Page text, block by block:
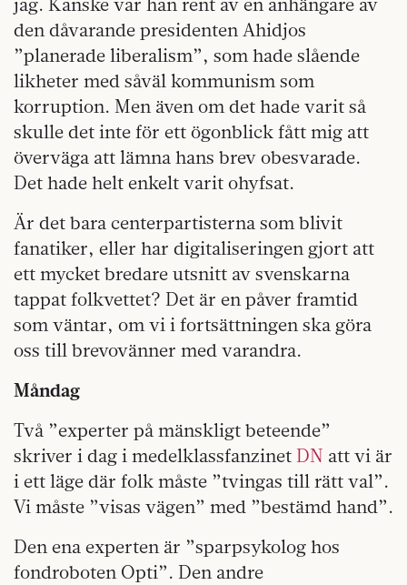
den dåvarande presidenten Ahidjos
”planerade liberalism”, som hade slående
likheter med såväl kommunism som
korruption. Men även om det hade varit så
skulle det inte för ett ögonblick fått mig att
överväga att lämna hans brev obesvarade.
Det hade helt enkelt varit ohyfsat.
Är det bara centerpartisterna som blivit
fanatiker, eller har digitaliseringen gjort att
ett mycket bredare utsnitt av svenskarna
tappat folkvettet? Det är en påver framtid
som väntar, om vi i fortsättningen ska göra
oss till brevovänner med varandra.
Måndag
Två ”experter på mänskligt beteende”
skriver i dag i medelklassfanzinet DN att vi är
i ett läge där folk måste ”tvingas till rätt val”.
Vi måste ”visas vägen” med ”bestämd hand”.
Den ena experten är ”sparpsykolog hos
fondroboten Opti”. Den andre